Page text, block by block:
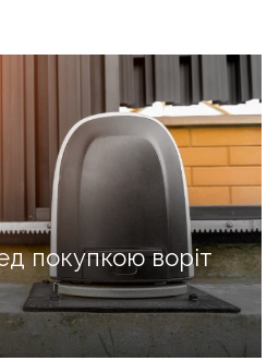
покупкою воріт